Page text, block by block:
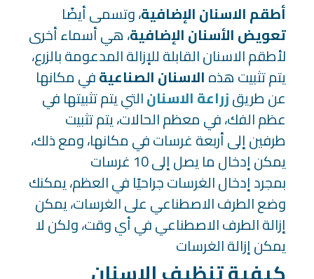
أطقم الاسنان الإضافية، وتسمى أيضًا
تعويض الأسنان الإضافية، هي أسماء أخرى
لأطقم الاسنان القابلة للإزالة المدعومة بالزرع،
يتم تثبيت هذهالاسنان الصناعيةفي مكانها
عن طريقزراعة الاسنانالتي يتم تثبيتها في
عظم الفك، في معظم الحالات، يتم تثبيت
طرفين إلى أربعة غرسات في مكانها، ومع ذلك،
يمكن إدخال ما يصل إلى 10 غرسات
بمجرد إدخال الغرسات جراحيًا في العظم، يمكنك
وضع الطرف الاصطناعي على الغرسات، يمكن
إزالة الطرف الاصطناعي في أي وقت، ولكن لا
يمكن إزالة الغرسات